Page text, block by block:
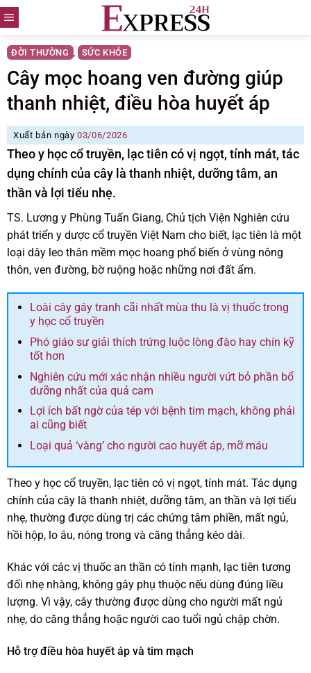
Skip
to
content
ĐỜI THƯỜNG , SỨC KHỎE
Cây mọc hoang ven đường giúp
thanh nhiệt, điều hòa huyết áp
Xuất bản ngày03/06/2026
Theo y học cổ truyền, lạc tiên có vị ngọt, tính mát, tác
dụng chính của cây là thanh nhiệt, dưỡng tâm, an
thần và lợi tiểu nhẹ.
TS. Lương y Phùng Tuấn Giang, Chủ tịch Viện Nghiên cứu
phát triển y dược cổ truyền Việt Nam cho biết, lạc tiên là một
loại dây leo thân mềm mọc hoang phổ biến ở vùng nông
thôn, ven đường, bờ ruộng hoặc những nơi đất ẩm.
Loài cây gây tranh cãi nhất mùa thu là vị thuốc trong
y học cổ truyền
Phó giáo sư giải thích trứng luộc lòng đào hay chín kỹ
tốt hơn
Nghiên cứu mới xác nhận nhiều người vứt bỏ phần bổ
dưỡng nhất của quả cam
Lợi ích bất ngờ của tép với bệnh tim mạch, không phải
ai cũng biết
Loại quả ‘vàng’ cho người cao huyết áp, mỡ máu
Theo y học cổ truyền, lạc tiên có vị ngọt, tính mát. Tác dụng
chính của cây là thanh nhiệt, dưỡng tâm, an thần và lợi tiểu
nhẹ, thường được dùng trị các chứng tâm phiền, mất ngủ,
hồi hộp, lo âu, nóng trong và căng thẳng kéo dài.
Khác với các vị thuốc an thần có tính mạnh, lạc tiên tương
đối nhẹ nhàng, không gây phụ thuộc nếu dùng đúng liều
lượng. Vì vậy, cây thường được dùng cho người mất ngủ
nhẹ, do căng thẳng hoặc người cao tuổi ngủ chập chờn.
Hỗ trợ điều hòa huyết áp và tim mạch